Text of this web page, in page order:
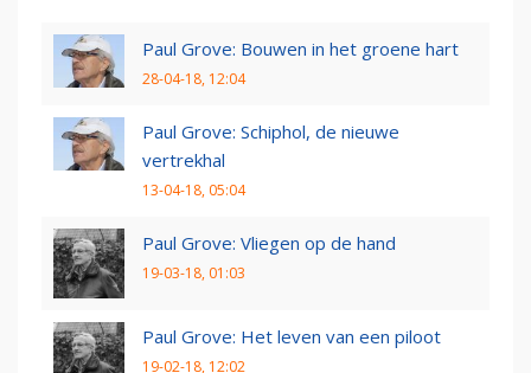
Paul Grove: Bouwen in het groene hart
28-04-18, 12:04
Paul Grove: Schiphol, de nieuwe
vertrekhal
13-04-18, 05:04
Paul Grove: Vliegen op de hand
19-03-18, 01:03
Paul Grove: Het leven van een piloot
19-02-18, 12:02